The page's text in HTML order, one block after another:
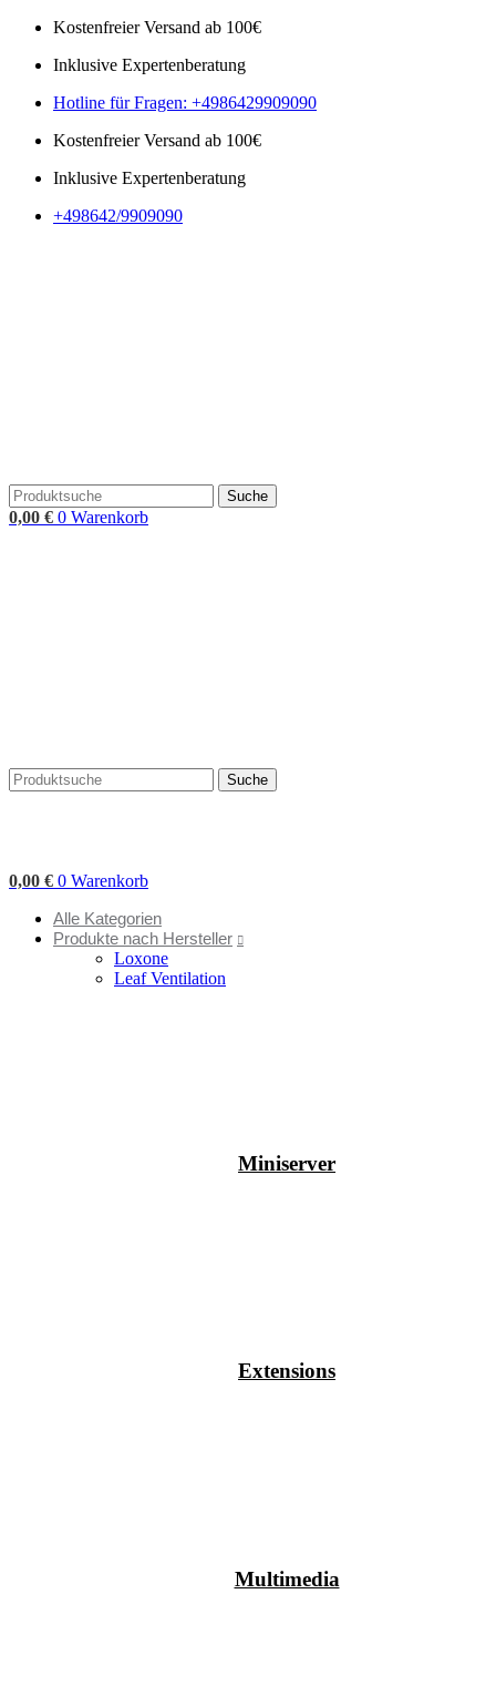
Kostenfreier Versand ab 100€
Inklusive Expertenberatung
Hotline für Fragen: +4986429909090
Kostenfreier Versand ab 100€
Inklusive Expertenberatung
+498642/9909090
Suche
0,00 € 0 Warenkorb
Suche
0,00 € 0 Warenkorb
Alle Kategorien
Produkte nach Hersteller
Loxone
Leaf Ventilation
Miniserver
Extensions
Multimedia